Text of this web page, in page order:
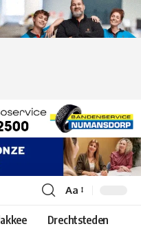
Lettergrootte
aanpassen
Aa
Drechtsteden